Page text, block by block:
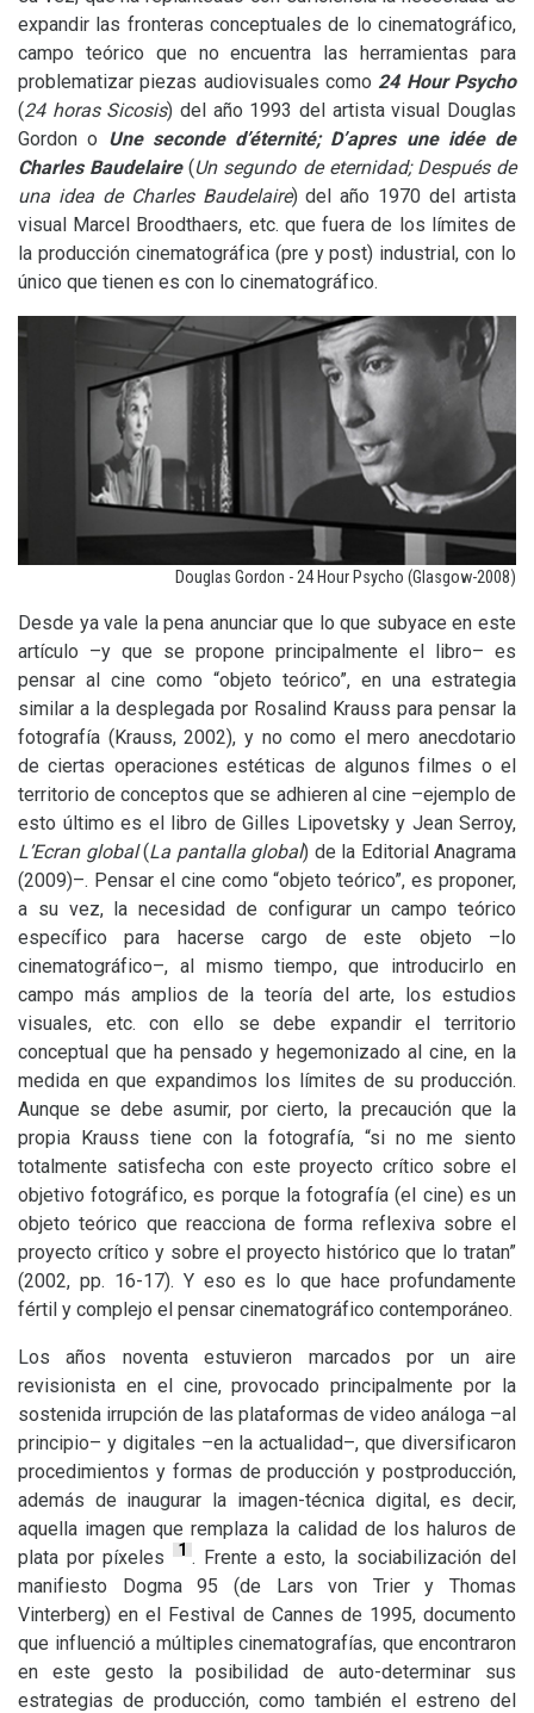
expandir las fronteras conceptuales de lo cinematográfico,
campo teórico que no encuentra las herramientas para
problematizar piezas audiovisuales como 24 Hour Psycho
(24 horas Sicosis) del año 1993 del artista visual Douglas
Gordon o Une seconde d’éternité; D’apres une idée de
Charles Baudelaire(Un segundo de eternidad; Después de
una idea de Charles Baudelaire) del año 1970 del artista
visual Marcel Broodthaers, etc. que fuera de los límites de
la producción cinematográfica (pre y post) industrial, con lo
único que tienen es con lo cinematográfico.
Douglas Gordon - 24 Hour Psycho (Glasgow-2008)
Desde ya vale la pena anunciar que lo que subyace en este
artículo –y que se propone principalmente el libro– es
pensar al cine como “objeto teórico”, en una estrategia
similar a la desplegada por Rosalind Krauss para pensar la
fotografía (Krauss, 2002), y no como el mero anecdotario
de ciertas operaciones estéticas de algunos filmes o el
territorio de conceptos que se adhieren al cine –ejemplo de
esto último es el libro de Gilles Lipovetsky y Jean Serroy,
L’Ecran global(La pantalla global) de la Editorial Anagrama
(2009)–. Pensar el cine como “objeto teórico”, es proponer,
a su vez, la necesidad de configurar un campo teórico
específico para hacerse cargo de este objeto –lo
cinematográfico–, al mismo tiempo, que introducirlo en
campo más amplios de la teoría del arte, los estudios
visuales, etc. con ello se debe expandir el territorio
conceptual que ha pensado y hegemonizado al cine, en la
medida en que expandimos los límites de su producción.
Aunque se debe asumir, por cierto, la precaución que la
propia Krauss tiene con la fotografía, “si no me siento
totalmente satisfecha con este proyecto crítico sobre el
objetivo fotográfico, es porque la fotografía (el cine) es un
objeto teórico que reacciona de forma reflexiva sobre el
proyecto crítico y sobre el proyecto histórico que lo tratan”
(2002, pp. 16-17). Y eso es lo que hace profundamente
fértil y complejo el pensar cinematográfico contemporáneo.
Los años noventa estuvieron marcados por un aire
revisionista en el cine, provocado principalmente por la
sostenida irrupción de las plataformas de video análoga –al
principio– y digitales –en la actualidad–, que diversificaron
procedimientos y formas de producción y postproducción,
además de inaugurar la imagen-técnica digital, es decir,
aquella imagen que remplaza la calidad de los haluros de
plata por píxeles
1 . Frente a esto, la sociabilización del
manifiesto Dogma 95 (de Lars von Trier y Thomas
Vinterberg) en el Festival de Cannes de 1995, documento
que influenció a múltiples cinematografías, que encontraron
en este gesto la posibilidad de auto-determinar sus
estrategias de producción, como también el estreno del